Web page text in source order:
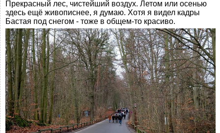
Прекрасный лес, чистейший воздух. Летом или осенью
здесь ещё живописнее, я думаю. Хотя я видел кадры
Бастая под снегом - тоже в общем-то красиво.